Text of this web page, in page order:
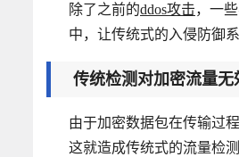
除了之前的ddos攻击，一
中，让传统式的入侵防御
传统检测对加密流量无
由于加密数据包在传输过
这就造成传统式的流量检